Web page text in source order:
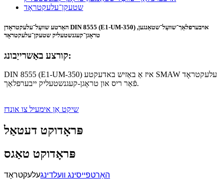
האַרטע שוועַל־עלעקטראָדן DIN 8555 (E1-UM-350) אויבערפלאַך־שוועַל־שטאַנגען,
טראָגן־קעגנשטעליק שטעקן־עלעקטראָד
קורצע באַשרייַבונג:
DIN 8555 (E1-UM-350) איז אַ באַזיש באדעקטע SMAW עלעקטראָד
פֿאַר ריס און טראָגן-קעגנשטעליק ייבערפלאַך.
שיקט אַן אימעיל צו אונדז
פּראָדוקט דעטאַל
פּראָדוקט טאַגס
האַרטפייסינג וועלדינגעלעקטראָד